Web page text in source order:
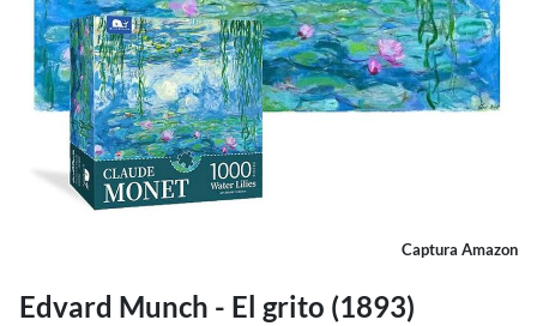
Captura Amazon
Edvard Munch - El grito (1893)